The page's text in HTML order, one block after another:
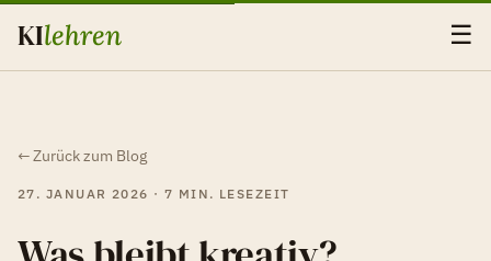
KIlehren ☰
← Zurück zum Blog
27. JANUAR 2026 · 7 MIN. LESEZEIT